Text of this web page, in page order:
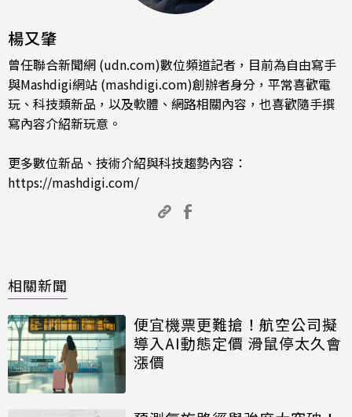
楊又肇
曾任聯合新聞網 (udn.com)數位頻道記者，目前為自由寫手
與Mashdigi網站 (mashdigi.com)創辦者身分，平常喜歡電
玩、科技類新品，以及軟體、網路相關內容，也喜歡隨手撰
寫內容介紹新玩意。
更多數位新品、技術介紹與科技趨勢內容：
https://mashdigi.com/
相關新聞
便宜機票更難搶！航空公司擬
導入AI動態定價 滑鼠停太久會
漲價